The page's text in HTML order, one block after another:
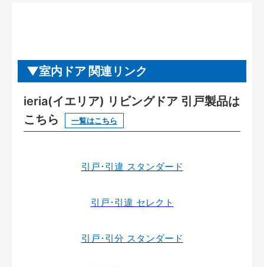
室内ドア 関連リンク
ieria(イエリア) リビングドア 引戸製品は
こちら
一覧はこちら
引戸･引違 スタンダード
引戸･引違 セレクト
引戸･引分 スタンダード